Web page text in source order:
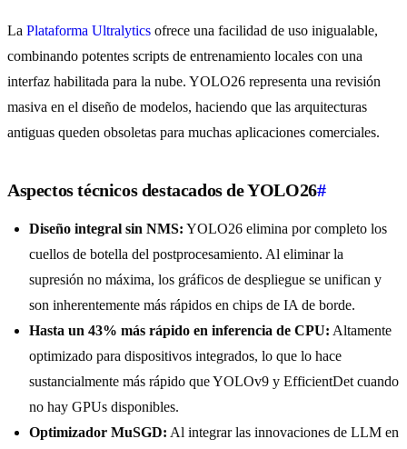
La Plataforma Ultralytics ofrece una facilidad de uso inigualable,
combinando potentes scripts de entrenamiento locales con una
interfaz habilitada para la nube. YOLO26 representa una revisión
masiva en el diseño de modelos, haciendo que las arquitecturas
antiguas queden obsoletas para muchas aplicaciones comerciales.
Aspectos técnicos destacados de YOLO26#
Diseño integral sin NMS: YOLO26 elimina por completo los
cuellos de botella del postprocesamiento. Al eliminar la
supresión no máxima, los gráficos de despliegue se unifican y
son inherentemente más rápidos en chips de IA de borde.
Hasta un 43% más rápido en inferencia de CPU: Altamente
optimizado para dispositivos integrados, lo que lo hace
sustancialmente más rápido que YOLOv9 y EfficientDet cuando
no hay GPUs disponibles.
Optimizador MuSGD: Al integrar las innovaciones de LLM en